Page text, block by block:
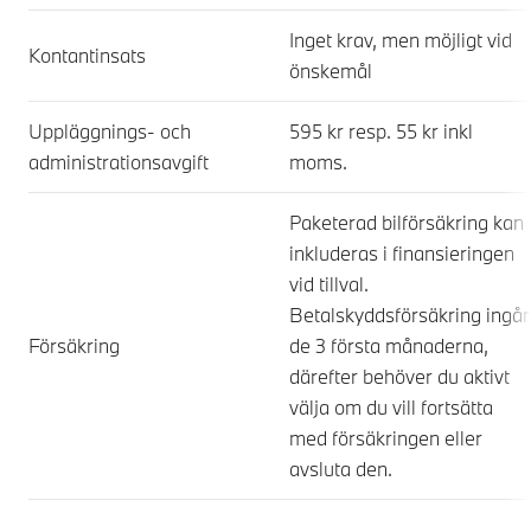
Kontantinsats
Inget krav, men möjligt vid
önskemål
Uppläggnings- och
administrationsavgift
595 kr resp. 55 kr inkl
moms.
Försäkring
Paketerad bilförsäkring kan
inkluderas i finansieringen
vid tillval.
Betalskyddsförsäkring ingår
de 3 första månaderna,
därefter behöver du aktivt
välja om du vill fortsätta
med försäkringen eller
avsluta den.